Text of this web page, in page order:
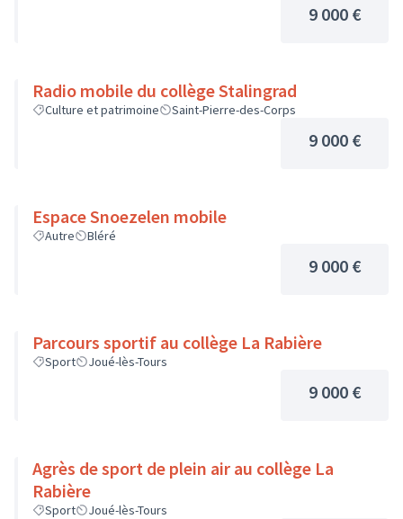
9 000 €
Radio mobile du collège Stalingrad
Culture et patrimoine Saint-Pierre-des-Corps
9 000 €
Espace Snoezelen mobile
Autre Bléré
9 000 €
Parcours sportif au collège La Rabière
Sport Joué-lès-Tours
9 000 €
Agrès de sport de plein air au collège La
Rabière
Sport Joué-lès-Tours